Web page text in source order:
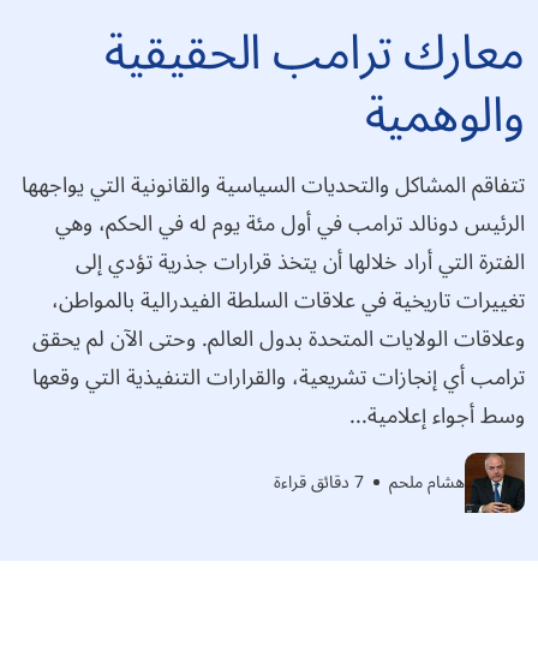
معارك ترامب الحقيقية
والوهمية
تتفاقم المشاكل والتحديات السياسية والقانونية التي يواجهها
الرئيس دونالد ترامب في أول مئة يوم له في الحكم، وهي
الفترة التي أراد خلالها أن يتخذ قرارات جذرية تؤدي إلى
تغييرات تاريخية في علاقات السلطة الفيدرالية بالمواطن،
وعلاقات الولايات المتحدة بدول العالم. وحتى الآن لم يحقق
ترامب أي إنجازات تشريعية، والقرارات التنفيذية التي وقعها
وسط أجواء إعلامية...
هشام ملحم 7 دقائق قراءة